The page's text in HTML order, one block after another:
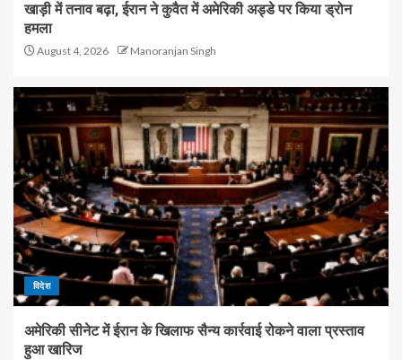
खाड़ी में तनाव बढ़ा, ईरान ने कुवैत में अमेरिकी अड्डे पर किया ड्रोन
हमला
August 4, 2026 Manoranjan Singh
विदेश
अमेरिकी सीनेट में ईरान के खिलाफ सैन्य कार्रवाई रोकने वाला प्रस्ताव
हुआ खारिज